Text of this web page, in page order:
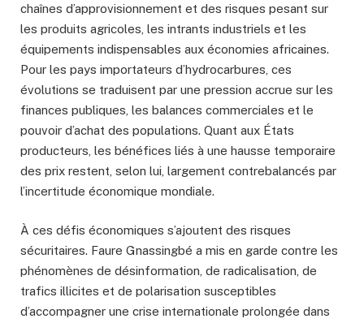
chaînes d’approvisionnement et des risques pesant sur
les produits agricoles, les intrants industriels et les
équipements indispensables aux économies africaines.
Pour les pays importateurs d’hydrocarbures, ces
évolutions se traduisent par une pression accrue sur les
finances publiques, les balances commerciales et le
pouvoir d’achat des populations. Quant aux États
producteurs, les bénéfices liés à une hausse temporaire
des prix restent, selon lui, largement contrebalancés par
l’incertitude économique mondiale.
À ces défis économiques s’ajoutent des risques
sécuritaires. Faure Gnassingbé a mis en garde contre les
phénomènes de désinformation, de radicalisation, de
trafics illicites et de polarisation susceptibles
d’accompagner une crise internationale prolongée dans